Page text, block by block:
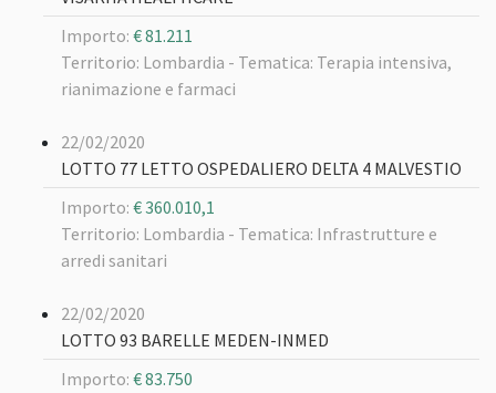
Importo: € 81.211
Territorio: Lombardia - Tematica: Terapia intensiva,
rianimazione e farmaci
22/02/2020
LOTTO 77 LETTO OSPEDALIERO DELTA 4 MALVESTIO
Importo: € 360.010,1
Territorio: Lombardia - Tematica: Infrastrutture e
arredi sanitari
22/02/2020
LOTTO 93 BARELLE MEDEN-INMED
Importo: € 83.750